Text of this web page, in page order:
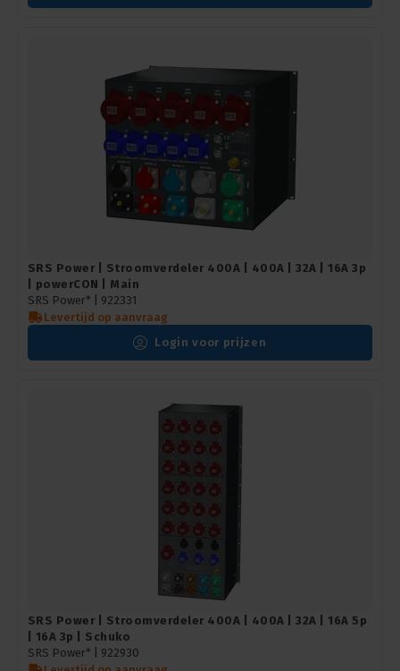
SRS Power | Stroomverdeler 400A | 400A | 32A | 16A 3p
| powerCON | Main
SRS Power* | 922331
Levertijd op aanvraag
Login voor prijzen
SRS Power | Stroomverdeler 400A | 400A | 32A | 16A 5p
| 16A 3p | Schuko
SRS Power* | 922930